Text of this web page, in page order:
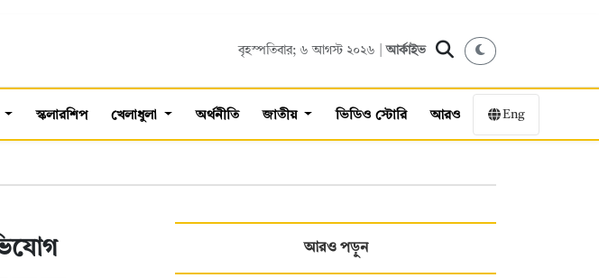
বৃহস্পতিবার; ৬ আগস্ট ২০২৬ |আর্কাইভ
স্কলারশিপ খেলাধুলা অর্থনীতি জাতীয় ভিডিও স্টোরি আরও Eng
আরও পড়ুন